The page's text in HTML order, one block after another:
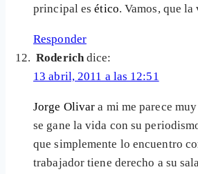
principal esético. Vamos, que la
Responder
Roderich dice:
13 abril, 2011 a las 12:51
Jorge Olivara mi me parece
se gane la vida con su
que simplemente lo encuentro
trabajador tiene derecho a su